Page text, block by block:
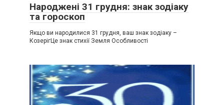
Народжені 31 грудня: знак зодіаку
та гороскоп
Якщо ви народилися 31 грудня, ваш знак зодіаку –
КозерігЦе знак стихії Земля Особливості